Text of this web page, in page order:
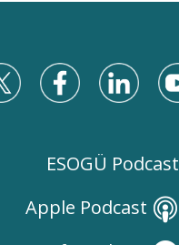
ESOGÜ Podcast
Apple Podcast